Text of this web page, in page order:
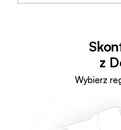
z
Wybierz